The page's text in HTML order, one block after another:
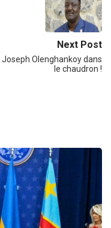
Next Post
Joseph Olenghankoy dans
le chaudron !